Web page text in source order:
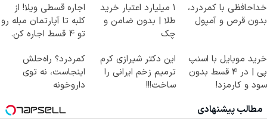
خداحافظی با کمردرد،
بدون قرص و آمپول
۱ میلیارد اعتبار خرید
طلا | بدون ضامن و
چک
اجاره‌ قسطی ویلا! از
کلبه تا آپارتمان مبله رو
تو 4 قسط اجاره کن.
خرید موبایل با اسنپ
پی | در ۴ قسط بدون
سود و کارمزد!
این دکتر شیرازی کرم
ترمیم زخم ایرانی را
ساخت!!!
کمردرد؟ راه‌حلش
اینجاست، نه توی
داروخونه
مطالب پیشنهادی